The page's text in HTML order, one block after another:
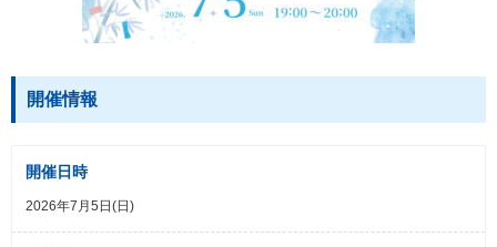
開催情報
開催日時
2026年7月5日(日)